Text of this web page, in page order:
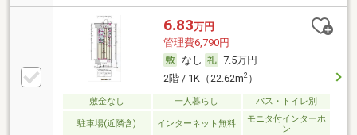
6.83万円
管理費6,790円
なし
7.5万円
2階 / 1K（22.62m2）
敷金なし 一人暮らし バス・トイレ別
駐車場(近隣含) インターネット無料
モニタ付インターホ
ン